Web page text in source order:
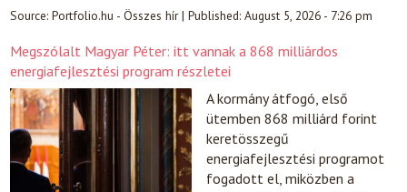
Source:Portfolio.hu - Összes hír|Published:August 5, 2026 - 7:26 pm
Megszólalt Magyar Péter: itt vannak a 868 milliárdos
energiafejlesztési program részletei
A kormány átfogó, első
ütemben 868 milliárd forint
keretösszegű
energiafejlesztési programot
fogadott el, miközben a